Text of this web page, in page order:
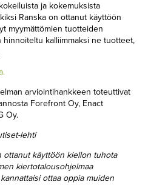
ja kokemuksista
Ranska on ottanut käyttöön
myymättömien tuotteiden
hinnoiteltu kalliimmaksi ne tuotteet,
arviointihankkeen toteuttivat
Forefront Oy, Enact
Oy.
lehti
ottanut käyttöön kiellon tuhota
kiertotalousohjelmaa
ottaa oppia muiden